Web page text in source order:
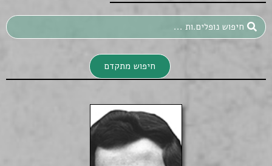
חיפוש מתקדם